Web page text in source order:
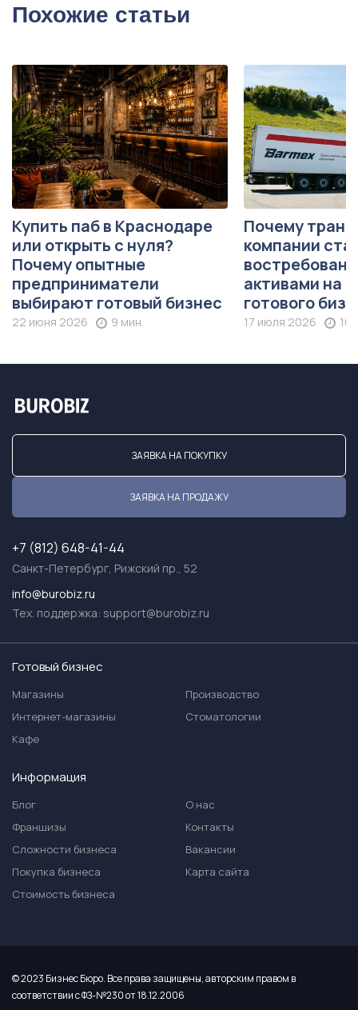
Похожие статьи
Купить паб в Краснодаре
или открыть с нуля?
Почему опытные
предприниматели
выбирают готовый бизнес
22 июня 2026 9 мин.
Почему
компании
активами на
готового
17 июля 2026 10
ЗАЯВКА НА ПОКУПКУ
ЗАЯВКА НА ПРОДАЖУ
+7 (812) 648-41-44
Санкт-Петербург, Рижский пр., 52
info@burobiz.ru
Тех. поддержка: support@burobiz.ru
Готовый бизнес
Магазины
Интернет-магазины
Кафе
Производство
Стоматологии
Информация
Блог
Франшизы
Сложности бизнеса
Покупка бизнеса
Стоимость бизнеса
О нас
Контакты
Вакансии
Карта сайта
© 2023 Бизнес Бюро. Все права защищены, авторским правом в
соответствии с ФЗ-№230 от 18.12.2006